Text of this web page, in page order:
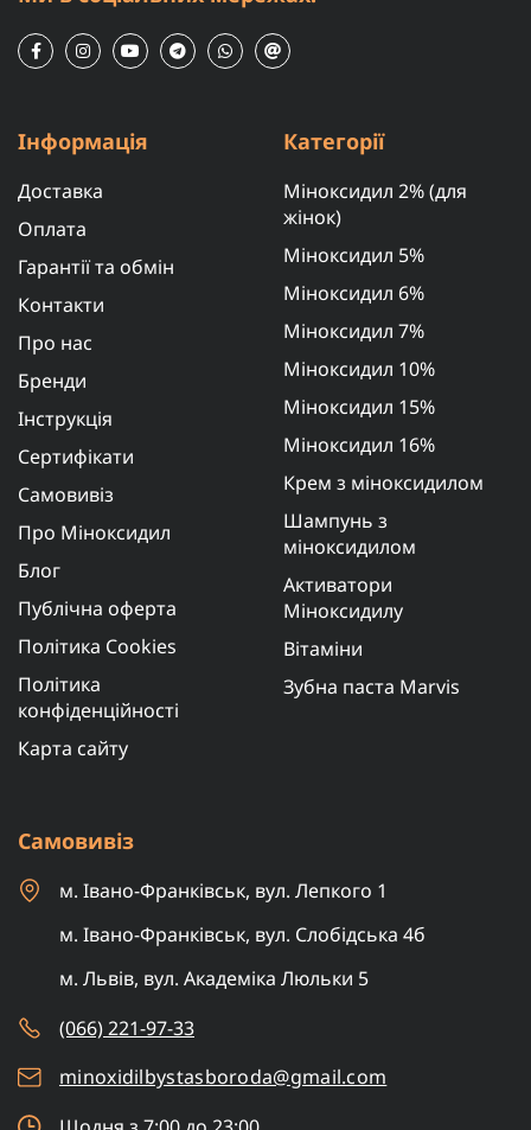
Інформація
Доставка
Оплата
Гарантії та обмін
Контакти
Про нас
Бренди
Інструкція
Сертифікати
Самовивіз
Про Міноксидил
Блог
Публічна оферта
Політика Cookies
Політика
конфіденційності
Карта сайту
Категорії
Міноксидил 2% (для
жінок)
Міноксидил 5%
Міноксидил 6%
Міноксидил 7%
Міноксидил 10%
Міноксидил 15%
Міноксидил 16%
Крем з міноксидилом
Шампунь з
міноксидилом
Активатори
Міноксидилу
Вітаміни
Зубна паста Marvis
Самовивіз
м. Івано-Франківськ, вул. Лепкого 1
м. Івано-Франківськ, вул. Слобідська 4б
м. Львів, вул. Академіка Люльки 5
(066) 221-97-33
minoxidilbystasboroda@gmail.com